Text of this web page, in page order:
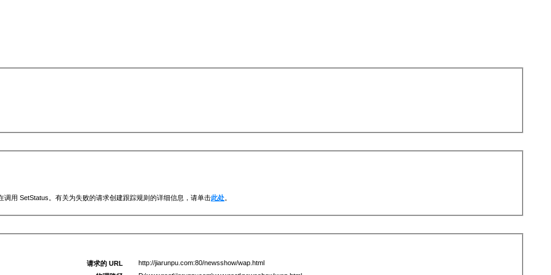
用 SetStatus。有关为失败的请求创建跟踪规则的详细信息，请单击此处。
请求的 URL
http://jiarunpu.com:80/newsshow/wap.html